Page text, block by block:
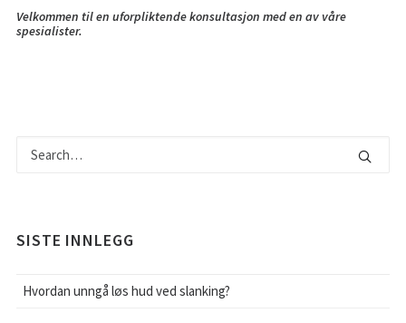
Velkommen til en uforpliktende konsultasjon med en av våre
spesialister.
SISTE INNLEGG
Hvordan unngå løs hud ved slanking?